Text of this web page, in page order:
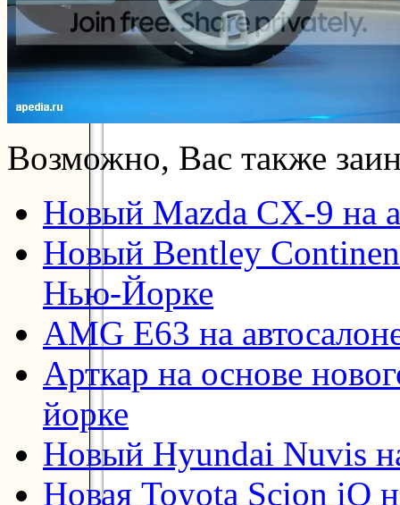
Возможно, Вас также
Новый Mazda CX-9 на
Новый Bentley
Нью-Йорке
AMG E63 на
Арткар на основе
йорке
Новый Hyundai Nuvis
Новая Toyota Scion iQ